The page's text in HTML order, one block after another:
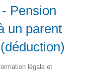
Pension
un parent
légale et